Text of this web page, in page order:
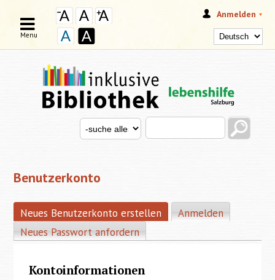
Anmelden
SUCHFORMULAR
Search this site
Search for
Menu
Benutzerkonto
HAUPT-REITER
Neues Benutzerkonto erstellen (aktiver Reiter)
Anmelden
Neues Passwort anfordern
Kontoinformationen